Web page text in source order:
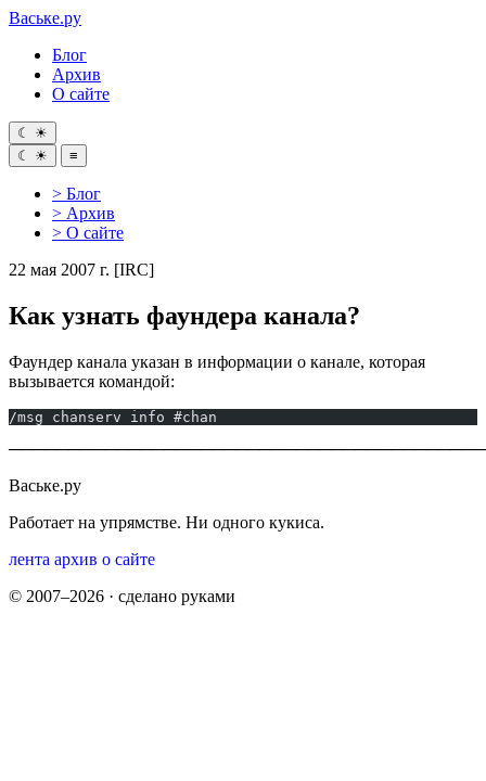
Ваське.ру
Блог
Архив
О сайте
☾
☀
☾
☀ ≡
> Блог
> Архив
> О сайте
22 мая 2007 г. [IRC]
Как узнать фаундера канала?
Фаундер канала указан в информации о канале, которая
вызывается командой:
/msg chanserv info #chan
Ваське.ру
Работает на упрямстве. Ни одного кукиса.
лента архив о сайте
© 2007–2026 · сделано руками